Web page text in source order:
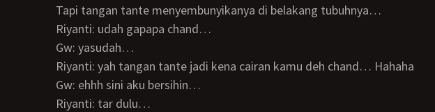
Tapi tangan tante menyembunyikanya di belakang tubuhnya…
Riyanti: udah gapapa chand…
Gw: yasudah…
Riyanti: yah tangan tante jadi kena cairan kamu deh chand… Hahaha
Gw: ehhh sini aku bersihin…
Riyanti: tar dulu…